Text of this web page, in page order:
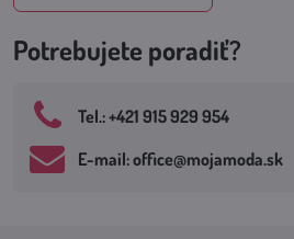
Potrebujete poradiť?
Tel​.: +421 915 929 954
E-mail: office​@mojamoda​.sk